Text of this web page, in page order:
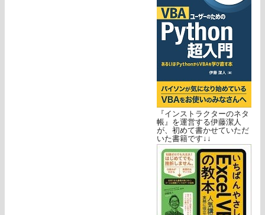
『インストラクターのネタ
帳』を運営する伊藤潔人
が、初めて書かせていただ
いた書籍です↓↓